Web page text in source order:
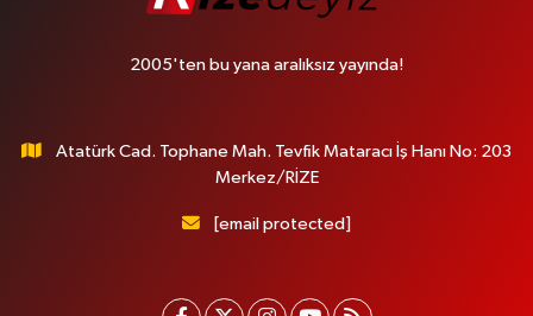
2005'ten bu yana aralıksız yayında!
Atatürk Cad. Tophane Mah. Tevfik Mataracı İş Hanı No: 203
Merkez/RİZE
[email protected]